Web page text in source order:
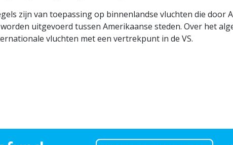
zijn van toepassing op binnenlandse vluchten die door
uitgevoerd tussen Amerikaanse steden. Over het
vluchten met een vertrekpunt in de VS.